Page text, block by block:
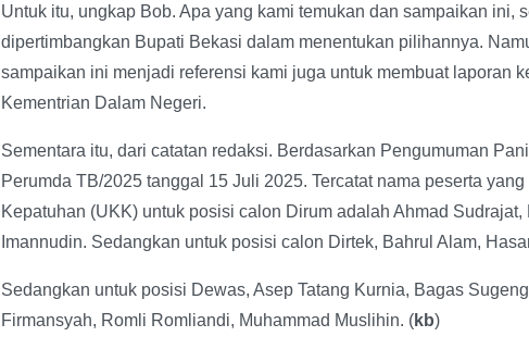
Untuk itu, ungkap Bob. Apa yang kami temukan dan sampaikan ini,
dipertimbangkan Bupati Bekasi dalam menentukan pilihannya.
sampaikan ini menjadi referensi kami juga untuk membuat laporan
Kementrian Dalam Negeri.
Sementara itu, dari catatan redaksi. Berdasarkan Pengumuman
Perumda TB/2025 tanggal 15 Juli 2025. Tercatat nama peserta
Kepatuhan (UKK) untuk posisi calon Dirum adalah Ahmad Sudrajat,
Imannudin. Sedangkan untuk posisi calon Dirtek, Bahrul Alam,
Sedangkan untuk posisi Dewas, Asep Tatang Kurnia, Bagas
Firmansyah, Romli Romliandi, Muhammad Muslihin. (kb)